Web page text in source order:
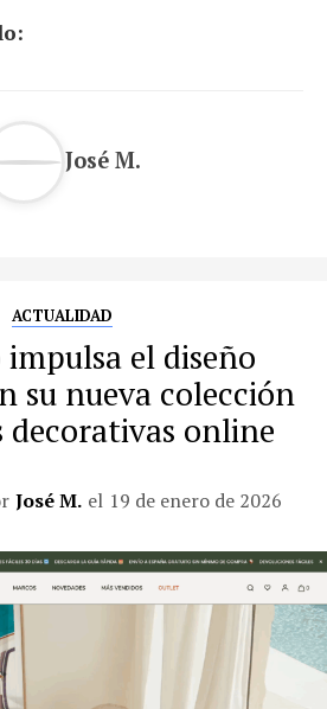
José M.
ACTUALIDAD
el diseño
su nueva colección
decorativas online
José M. el 19 de enero de 2026